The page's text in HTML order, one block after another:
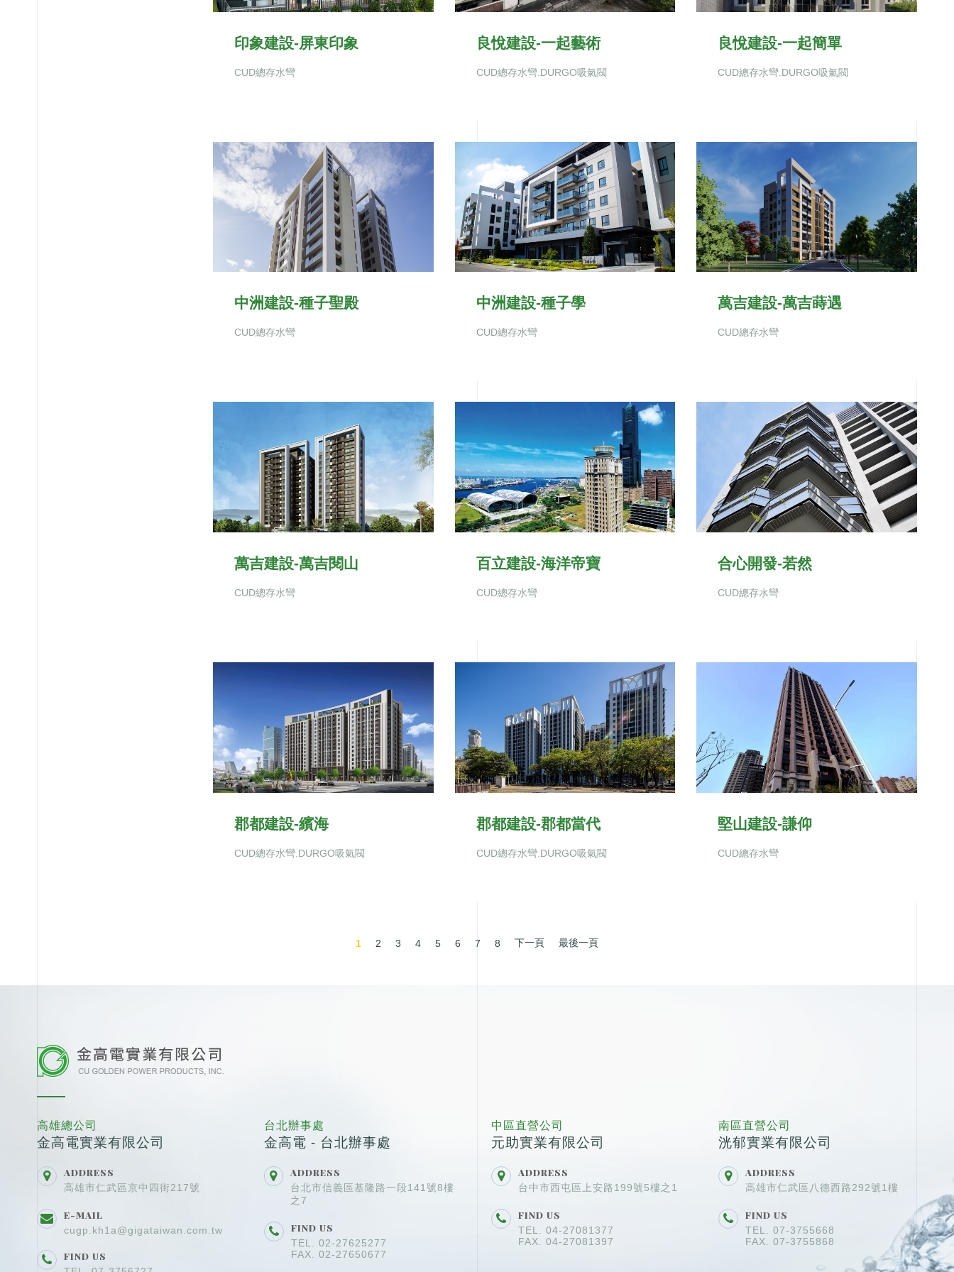
印象建設-屏東印象
CUD總存水彎
良悅建設-一起藝術
CUD總存水彎.DURGO吸氣閥
良悅建設-一起簡單
CUD總存水彎.DURGO吸氣閥
中洲建設-種子聖殿
CUD總存水彎
中洲建設-種子學
CUD總存水彎
萬吉建設-萬吉蒔遇
CUD總存水彎
萬吉建設-萬吉閱山
CUD總存水彎
百立建設-海洋帝寶
CUD總存水彎
合心開發-若然
CUD總存水彎
郡都建設-繽海
CUD總存水彎.DURGO吸氣閥
郡都建設-郡都當代
CUD總存水彎.DURGO吸氣閥
堅山建設-謙仰
CUD總存水彎
1 2 3 4 5 6 7 8 下一頁 最後一頁
高雄總公司
金高電實業有限公司
ADDRESS
高雄市仁武區京中四街217號
E-MAIL
cugp.kh1a@gigataiwan.com.tw
FIND US
台北辦事處
金高電 - 台北辦事處
ADDRESS
台北市信義區基隆路一段141號8樓
之7
FIND US
TEL. 02-27625277
FAX. 02-27650677
中區直營公司
元助實業有限公司
ADDRESS
台中市西屯區上安路199號5樓之1
FIND US
TEL. 04-27081377
FAX. 04-27081397
南區直營公司
洸郁實業有限公司
ADDRESS
高雄市仁武區八德西路292號1樓
FIND US
TEL. 07-3755668
FAX. 07-3755868